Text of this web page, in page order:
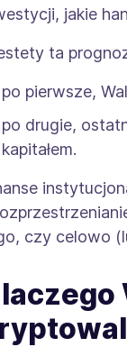
jakie
ta
po pierwsze,
po drugie,
kapitałem.
czy celowo